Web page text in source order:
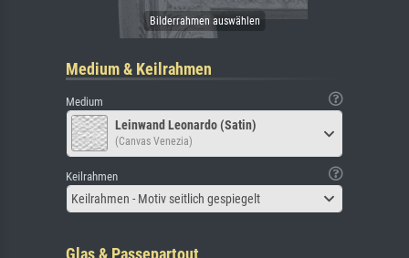
Medium & Keilrahmen
Medium
Leinwand Leonardo (Satin)
(Canvas Venezia)
Keilrahmen
Keilrahmen - Motiv seitlich gespiegelt